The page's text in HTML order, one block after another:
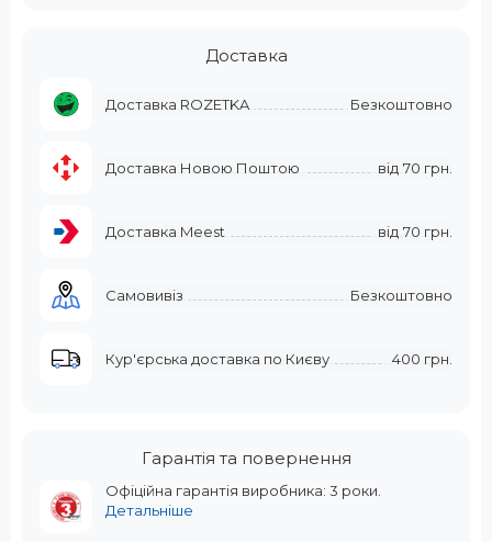
Доставка
Доставка ROZETKA Безкоштовно
Доставка Новою Поштою від 70 грн.
Доставка Meest від 70 грн.
Самовивіз Безкоштовно
Кур'єрська доставка по Києву 400 грн.
Гарантія та повернення
Офіційна гарантія виробника: 3 роки.
Детальніше